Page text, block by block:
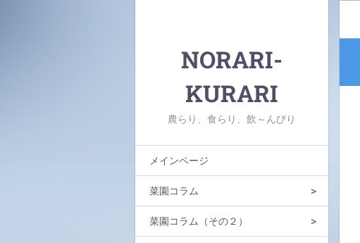
NORARI-
KURARI
農らり、食らり、飲～んびり
メインページ
菜園コラム
菜園コラム（その２）